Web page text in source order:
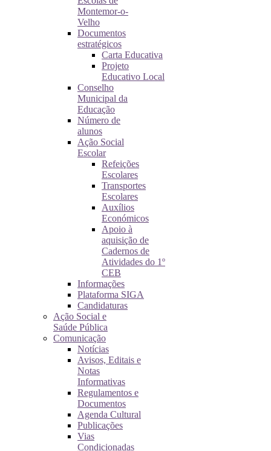
Montemor-o-
Velho
Documentos
estratégicos
Carta Educativa
Projeto
Educativo Local
Conselho
Municipal da
Educação
Número de
alunos
Ação Social
Escolar
Refeições
Escolares
Transportes
Escolares
Auxílios
Económicos
Apoio à
aquisição de
Cadernos de
Atividades do 1º
CEB
Informações
Plataforma SIGA
Candidaturas
Ação Social e
Saúde Pública
Comunicação
Notícias
Avisos, Editais e
Notas
Informativas
Regulamentos e
Documentos
Agenda Cultural
Publicações
Vias
Condicionadas